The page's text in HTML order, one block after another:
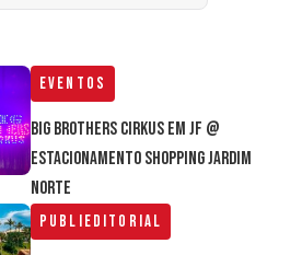
Eventos
Big Brothers Cirkus em JF @
estacionamento Shopping Jardim
Norte
Publieditorial